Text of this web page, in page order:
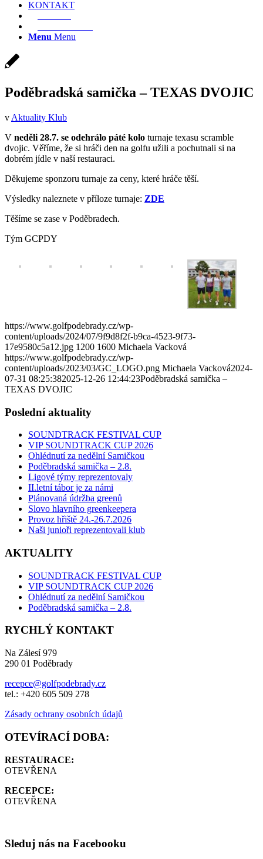
KONTAKT
Menu Menu
Poděbradská samička – TEXAS DVOJIC
v Aktuality Klub
V neděli 28.7. se odehrálo páté kolo turnaje texasu scramble
dvojic. Věříme, že si hráči den na golfu užili a pochutnali si na
dobrém jídle v naší restauraci.
Děkujeme sponzoru turnaje za ceny, které hráče těší.
Výsledky naleznete v příloze turnaje: ZDE
Těšíme se zase v Poděbradech.
Tým GCPDY
https://www.golfpodebrady.cz/wp-
content/uploads/2024/07/9f9d8f2f-b9ca-4523-9f73-
17e9580c5a12.jpg 1200 1600 Michaela Vacková
https://www.golfpodebrady.cz/wp-
content/uploads/2023/03/GC_LOGO.png Michaela Vacková2024-
07-31 08:25:382025-12-26 12:44:23Poděbradská samička –
TEXAS DVOJIC
Poslední aktuality
SOUNDTRACK FESTIVAL CUP
VIP SOUNDTRACK CUP 2026
Ohlédnutí za nedělní Samičkou
Poděbradská samička – 2.8.
Ligové týmy reprezentovaly
II.letní tábor je za námi
Plánovaná údržba greenů
Slovo hlavního greenkeepera
Provoz hřiště 24.-26.7.2026
Naši junioři reprezentovali klub
AKTUALITY
SOUNDTRACK FESTIVAL CUP
VIP SOUNDTRACK CUP 2026
Ohlédnutí za nedělní Samičkou
Poděbradská samička – 2.8.
RYCHLÝ KONTAKT
Na Zálesí 979
290 01 Poděbrady
recepce@golfpodebrady.cz
tel.: +420 605 509 278
Zásady ochrany osobních údajů
OTEVÍRACÍ DOBA:
RESTAURACE:
OTEVŘENA
RECEPCE:
OTEVŘENA
Sleduj nás na Facebooku